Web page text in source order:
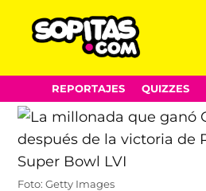
Skip
to
content
REPORTAJES QUIZZES
Foto: Getty Images